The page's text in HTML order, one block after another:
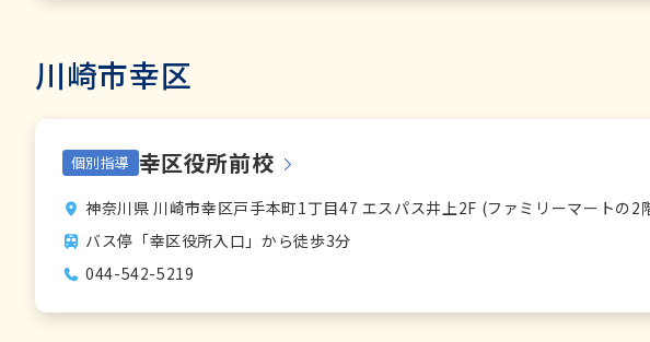
川崎市幸区
個別指導 幸区役所前校
神奈川県 川崎市幸区戸手本町1丁目47 エスパス井上2F (ファミリーマートの2
バス停「幸区役所入口」から徒歩3分
044-542-5219